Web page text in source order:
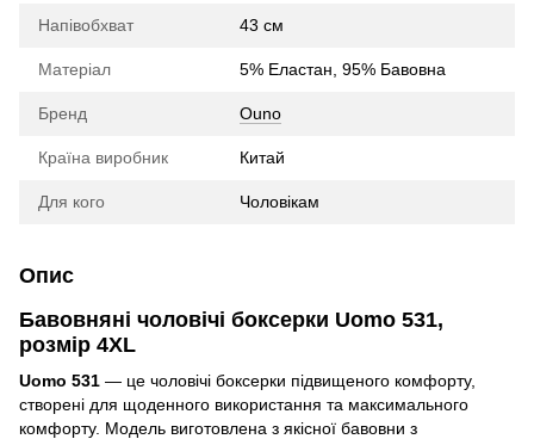
Напівобхват 43 см
Матеріал 5% Еластан, 95% Бавовна
Бренд Ouno
Країна виробник Китай
Для кого Чоловікам
Опис
Бавовняні чоловічі боксерки Uomo 531,
розмір 4XL
Uomo 531 — це чоловічі боксерки підвищеного комфорту,
створені для щоденного використання та максимального
комфорту. Модель виготовлена з якісної бавовни з